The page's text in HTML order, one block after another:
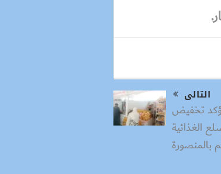
التالى
تخفيض
الغذائية
بالمنصورة